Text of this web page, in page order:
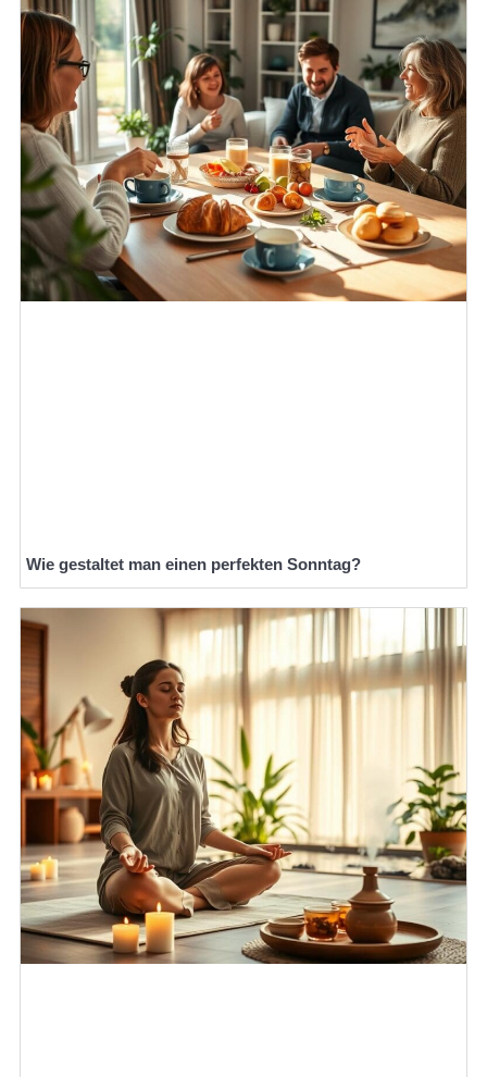
Wie gestaltet man einen perfekten Sonntag?